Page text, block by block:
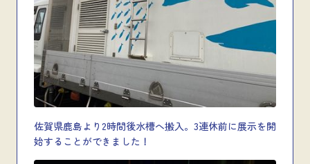
佐賀県鹿島より2時間後水槽へ搬入。3連休前に展示を開
始することができました！